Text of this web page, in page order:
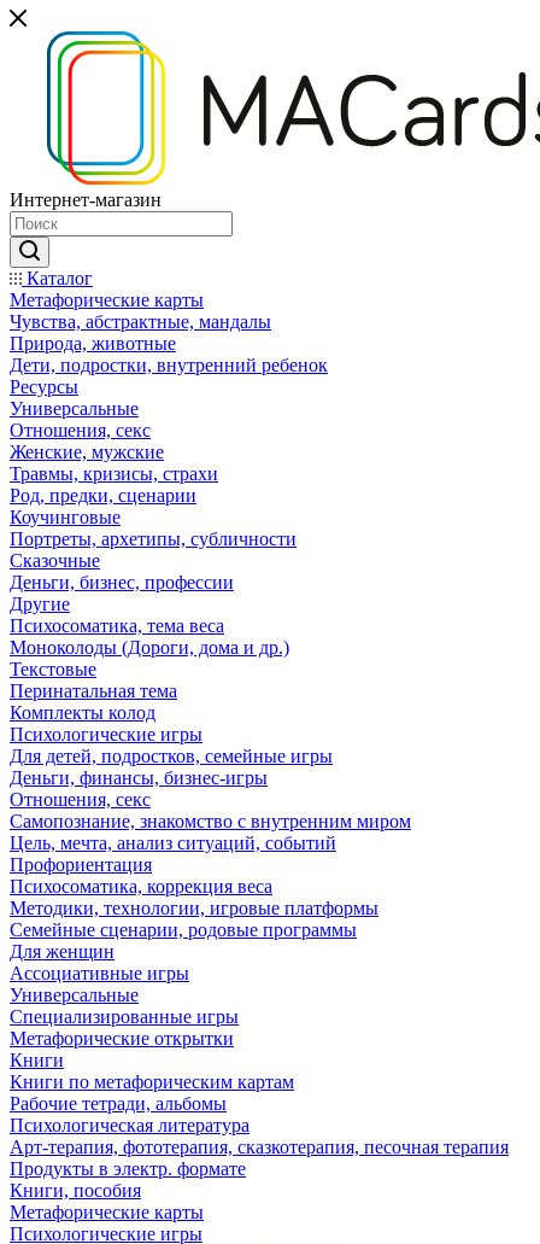
Интернет-магазин
Каталог
Mетафорические карты
Чувства, абстрактные, мандалы
Природа, животные
Дети, подростки, внутренний ребенок
Ресурсы
Универсальные
Отношения, секс
Женские, мужские
Травмы, кризисы, страхи
Род, предки, сценарии
Коучинговые
Портреты, архетипы, субличности
Сказочные
Деньги, бизнес, профессии
Другие
Психосоматика, тема веса
Моноколоды (Дороги, дома и др.)
Текстовые
Перинатальная тема
Комплекты колод
Психологические игры
Для детей, подростков, семейные игры
Деньги, финансы, бизнес-игры
Отношения, секс
Самопознание, знакомство с внутренним миром
Цель, мечта, анализ ситуаций, событий
Профориентация
Психосоматика, коррекция веса
Методики, технологии, игровые платформы
Семейные сценарии, родовые программы
Для женщин
Ассоциативные игры
Универсальные
Специализированные игры
Метафорические открытки
Книги
Книги по метафорическим картам
Рабочие тетради, альбомы
Психологическая литература
Арт-терапия, фототерапия, сказкотерапия, песочная терапия
Продукты в электр. формате
Книги, пособия
Метафорические карты
Психологические игры